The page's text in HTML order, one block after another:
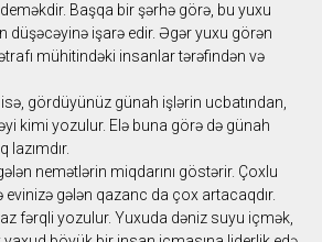
Başqa bir şərhə görə, bu yuxu
düşəcəyinə işarə edir. Əgər yuxu görən
mühitindəki insanlar tərəfindən və
gördüyünüz günah işlərin ucbatından,
kimi yozulur. Elə buna görə də günah
lazımdır.
nemətlərin miqdarını göstərir. Çoxlu
gələn qazanc da çox artacaqdır.
fərqli yozulur. Yuxuda dəniz suyu içmək,